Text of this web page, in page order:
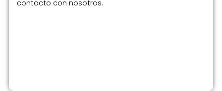
contacto con nosotros.